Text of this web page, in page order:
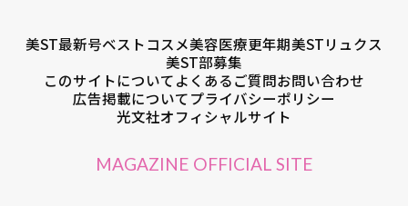
美ST最新号ベストコスメ美容医療更年期美STリュクス
美ST部募集
このサイトについてよくあるご質問お問い合わせ
広告掲載についてプライバシーポリシー
光文社オフィシャルサイト
MAGAZINE OFFICIAL SITE